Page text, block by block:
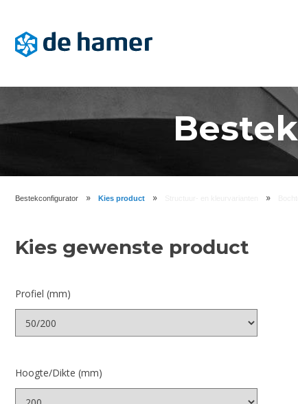
Bestekconfigurator » Kies product » »
Kies gewenste product
Profiel (mm)
Hoogte/Dikte (mm)